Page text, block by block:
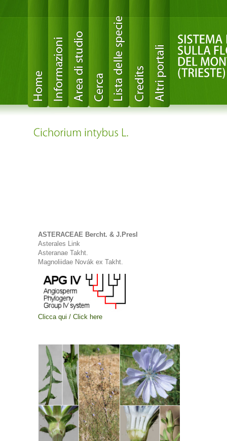
ASTERACEAE Bercht. & J.Presl
Asterales Link
Asteranae Takht.
Magnoliidae Novák ex Takht.
Clicca qui / Click here